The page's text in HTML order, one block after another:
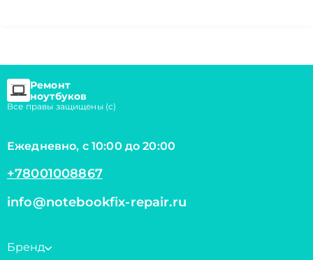
Ремонт
ноутбуков
Все правы защищены (с)
Ежедневно, с 10:00 до 20:00
+78001008867
info@notebookfix-repair.ru
Бренд